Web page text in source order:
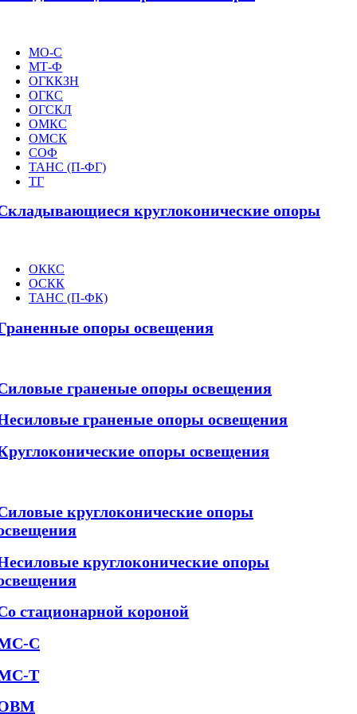
МО-С
МТ-Ф
ОГККЗН
ОГКС
ОГСКЛ
ОМКС
ОМСК
СОФ
ТАНС (П-ФГ)
ТГ
круглоконические опоры
ОККС
ОСКК
ТАНС (П-ФК)
опоры освещения
граненые опоры освещения
граненые опоры освещения
опоры освещения
круглоконические опоры
круглоконические опоры
стационарной короной
С
Т